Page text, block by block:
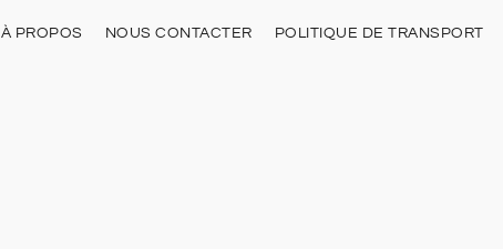
À PROPOS NOUS CONTACTER POLITIQUE DE TRANSPORT